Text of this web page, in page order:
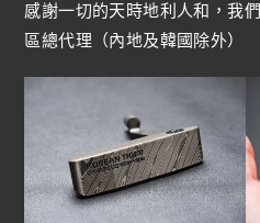
感謝一切的天時地利人和，我
區總代理（內地及韓國除外）